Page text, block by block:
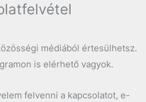
médiából értesülhetsz.
is elérhető vagyok.
felvenni a kapcsolatot, e-